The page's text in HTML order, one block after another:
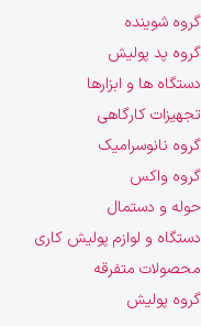
گروه شوینده
گروه پد پولیش
دستگاه ها و ابزارها
تجهیزات کارگاهی
گروه نانوسرامیک
گروه واکس
حوله و دستمال
دستگاه و لوازم پولیش کاری
محصولات متفرقه
گروه پولیش